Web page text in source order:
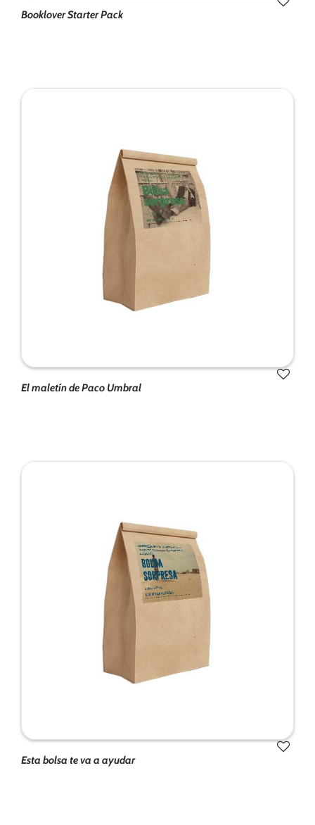
Booklover Starter Pack
El maletín de Paco Umbral
Esta bolsa te va a ayudar